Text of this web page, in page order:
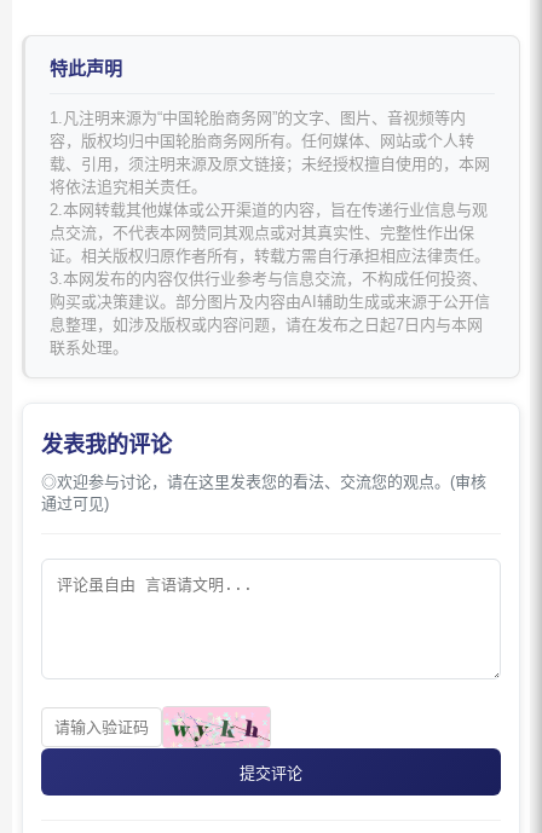
特此声明
1.凡注明来源为“中国轮胎商务网”的文字、图片、音视频等内
容，版权均归中国轮胎商务网所有。任何媒体、网站或个人转
载、引用，须注明来源及原文链接；未经授权擅自使用的，本网
将依法追究相关责任。
2.本网转载其他媒体或公开渠道的内容，旨在传递行业信息与观
点交流，不代表本网赞同其观点或对其真实性、完整性作出保
证。相关版权归原作者所有，转载方需自行承担相应法律责任。
3.本网发布的内容仅供行业参考与信息交流，不构成任何投资、
购买或决策建议。部分图片及内容由AI辅助生成或来源于公开信
息整理，如涉及版权或内容问题，请在发布之日起7日内与本网
联系处理。
发表我的评论
◎欢迎参与讨论，请在这里发表您的看法、交流您的观点。(审核
通过可见)
提交评论